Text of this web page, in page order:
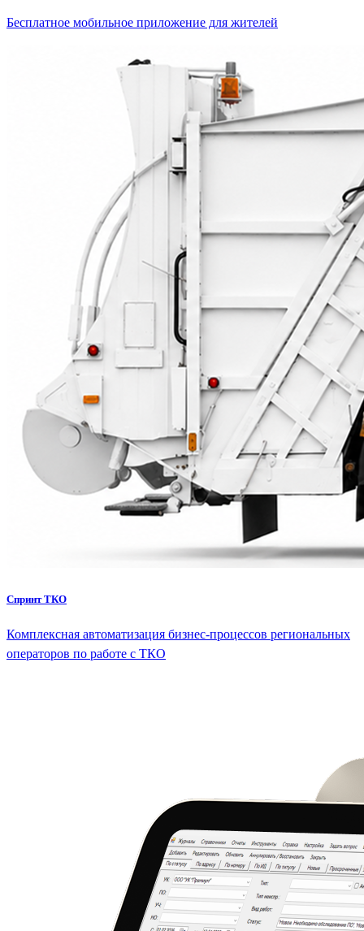
Бесплатное мобильное приложение для жителей
Спринт ТКО
Комплексная автоматизация бизнес-процессов региональных
операторов по работе с ТКО